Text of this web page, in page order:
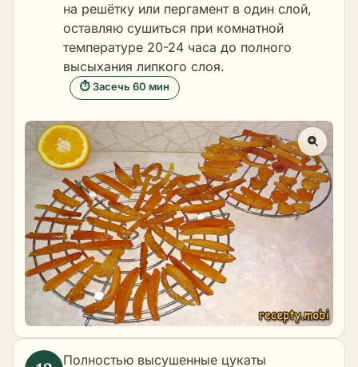
на решётку или пергамент в один слой,
оставляю сушиться при комнатной
температуре 20-24 часа до полного
высыхания липкого слоя.
⏱ Засечь 60 мин
Полностью высушенные цукаты